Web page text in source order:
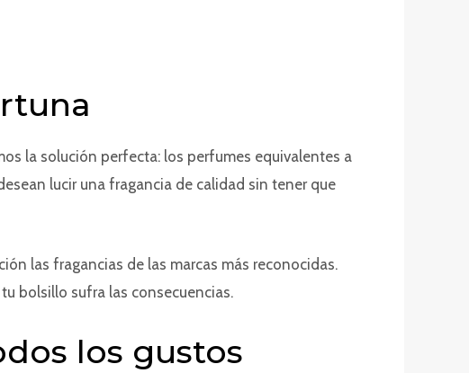
la solución perfecta: los perfumes equivalentes a
lucir una fragancia de calidad sin tener que
las fragancias de las marcas más reconocidas.
bolsillo sufra las consecuencias.
los gustos